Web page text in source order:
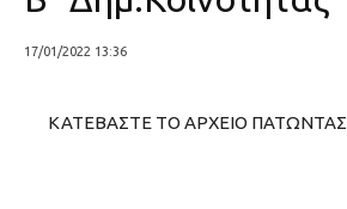
17/01/2022 13:36
ΚΑΤΕΒΑΣΤΕ ΤΟ ΑΡΧΕΙΟ ΠΑΤΩΝΤΑΣ